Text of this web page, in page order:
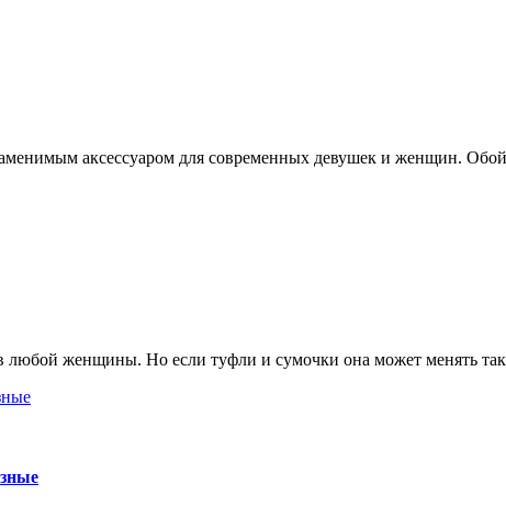
аксессуаром для современных девушек и женщин.
любой женщины. Но если туфли и сумочки она может менять так